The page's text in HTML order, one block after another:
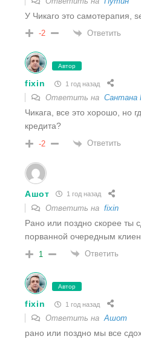
У Чикаго это самотерапия,
-2 Ответить
Автор
fixin 1 год назад
Ответить на Сантана
Чикага, все это хорошо, но
кредита?
-2 Ответить
Ашот 1 год назад
Ответить на fixin
Рано или поздно скорее ты
порванной очередным
1 Ответить
Автор
fixin 1 год назад
Ответить наАшот
рано или поздно мы все